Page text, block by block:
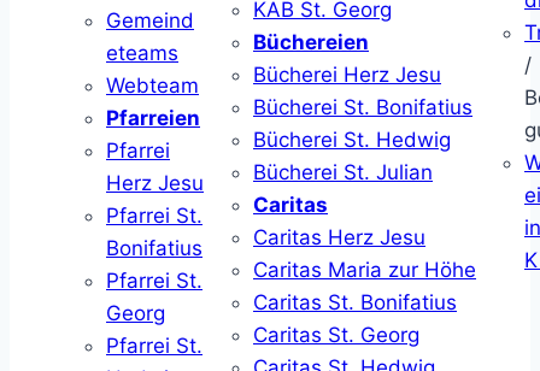
Gemeind
eteams
Webteam
Pfarreien
Pfarrei
Herz Jesu
Pfarrei St.
Bonifatius
Pfarrei St.
Georg
Pfarrei St.
KAB St. Georg
Büchereien
Bücherei Herz Jesu
Bücherei St. Bonifatius
Bücherei St. Hedwig
Bücherei St. Julian
Caritas
Caritas Herz Jesu
Caritas Maria zur Höhe
Caritas St. Bonifatius
Caritas St. Georg
/